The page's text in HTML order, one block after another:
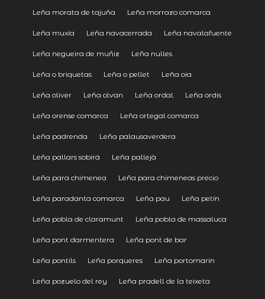
Leña morata de tajuña Leña morrazo comarca
Leña muxía Leña navacerrada Leña navalafuente
Leña negueira de muñiz Leña nulles
Leña o briquetas Leña o pellet Leña oia
Leña oliver Leña olvan Leña ordal Leña ordis
Leña orense comarca Leña ortegal comarca
Leña padrenda Leña palausaverdera
Leña pallars sobirá Leña pallejà
Leña para chimenea Leña para chimeneas precio
Leña paradanta comarca Leña pau Leña petín
Leña pobla de claramunt Leña pobla de massaluca
Leña pont darmentera Leña pont de bar
Leña pontils Leña porqueres Leña portomarín
Leña pozuelo del rey Leña pradell de la teixeta